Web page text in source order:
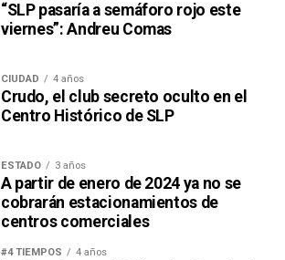
“SLP pasaría a semáforo rojo este
viernes”: Andreu Comas
CIUDAD 4 años
Crudo, el club secreto oculto en el
Centro Histórico de SLP
ESTADO 3 años
A partir de enero de 2024 ya no se
cobrarán estacionamientos de
centros comerciales
#4 TIEMPOS 4 años